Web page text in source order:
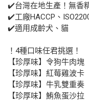
✔️台灣在地生產！無香
✔️工廠HACCP、
✔️適用成齡犬、貓
！4種口味任君挑選！
【珍厚味】令狗牛肉塊
【珍厚味】紅莓雞波卡
【珍厚味】牛乳雙重奏
【珍厚味】鮪魚蛋沙拉